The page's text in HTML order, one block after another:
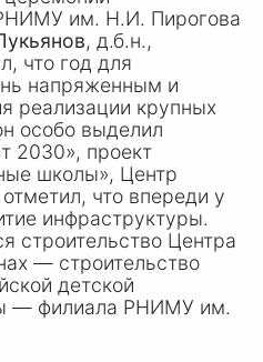
им. Н.И. Пирогова
, д.б.н.,
что год для
напряженным и
реализации крупных
особо выделил
2030», проект
школы», Центр
что впереди у
инфраструктуры.
строительство Центра
— строительство
детской
— филиала РНИМУ им.